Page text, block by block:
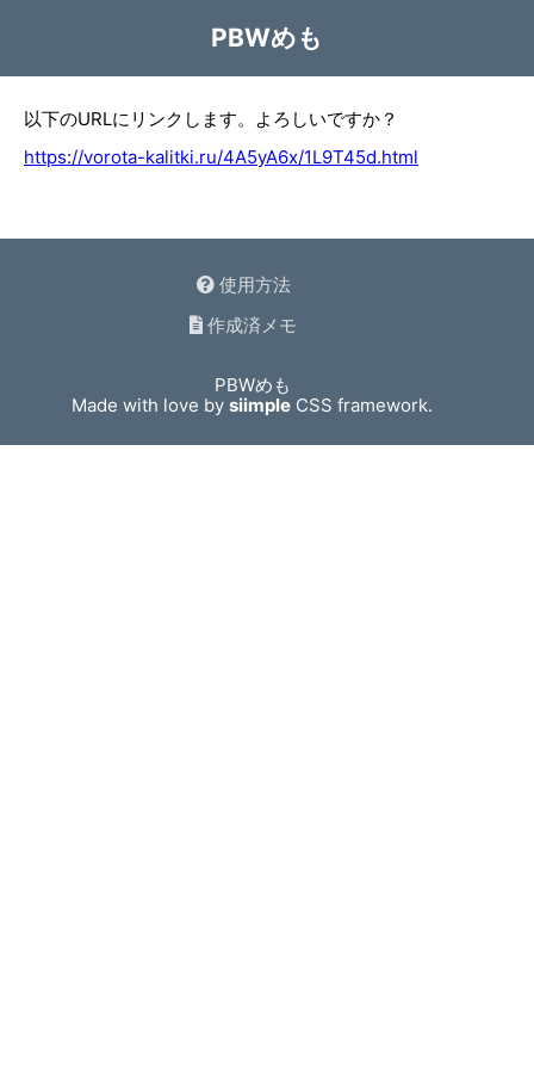
PBWめも
以下のURLにリンクします。よろしいですか？
https://vorota-kalitki.ru/4A5yA6x/1L9T45d.html
使用方法
作成済メモ
PBWめも
Made with love bysiimple CSS framework.